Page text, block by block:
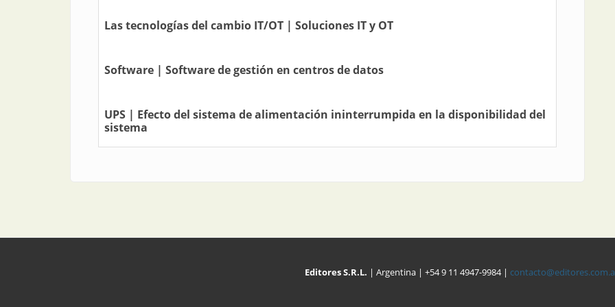
Las tecnologías del cambio IT/OT | Soluciones IT y OT
Software | Software de gestión en centros de datos
UPS | Efecto del sistema de alimentación ininterrumpida en la disponibilidad del
sistema
Editores S.R.L. | Argentina | +54 9 11 4947-9984 |